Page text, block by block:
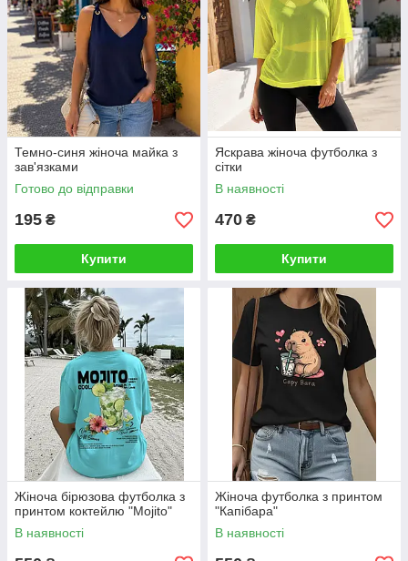
Темно-синя жіноча майка з
зав'язками
Готово до відправки
195 ₴
Купити
Яскрава жіноча футболка з
сітки
В наявності
470 ₴
Купити
Жіноча бірюзова футболка з
принтом коктейлю "Mojito"
В наявності
Жіноча футболка з принтом
"Капібара"
В наявності